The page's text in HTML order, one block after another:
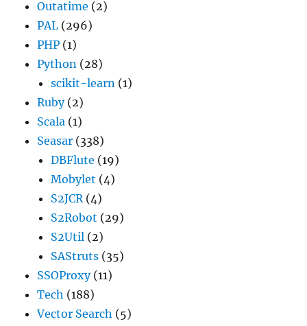
Outatime (2)
PAL (296)
PHP (1)
Python (28)
scikit-learn (1)
Ruby(2)
Scala (1)
Seasar (338)
DBFlute (19)
Mobylet (4)
S2JCR(4)
S2Robot (29)
S2Util (2)
SAStruts (35)
SSOProxy(11)
Tech (188)
Vector Search (5)